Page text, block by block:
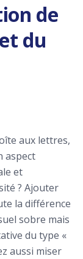
de
du
aux lettres,
aspect
et
? Ajouter
la différence
sobre mais
du type «
aussi miser